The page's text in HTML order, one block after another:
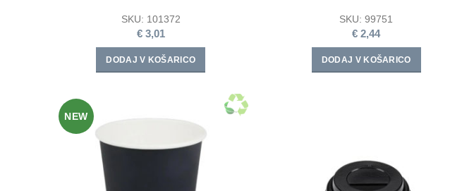
SKU: 101372
€ 3,01
DODAJ V KOŠARICO
SKU:99751
€2,44
DODAJ V KOŠARICO
NEW